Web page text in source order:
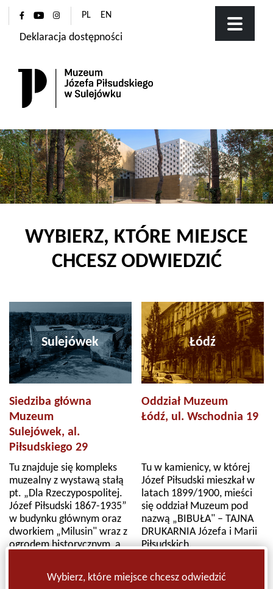
Deklaracja dostępności
PL EN
WYBIERZ, KTÓRE MIEJSCE
CHCESZ ODWIEDZIĆ
Sulejówek
Siedziba główna
Muzeum
Sulejówek, al.
Piłsudskiego 29
Tu znajduje się kompleks
muzealny z wystawą stałą
pt. „Dla Rzeczypospolitej.
Józef Piłsudski 1867-1935”
w budynku głównym oraz
dworkiem „Milusin" wraz z
ogrodem historycznym, a
WYBIERZ
Łódź
Oddział Muzeum
Łódź, ul. Wschodnia 19
Tu w kamienicy, w której
Józef Piłsudski mieszkał w
latach 1899/1900, mieści
się oddział Muzeum pod
nazwą „BIBUŁA" – TAJNA
DRUKARNIA Józefa i Marii
Piłsudskich.
WYBIERZ
Wybierz, które miejsce chcesz odwiedzić